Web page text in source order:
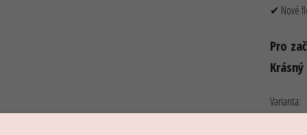
✔ Nové
Pro
Varianta: